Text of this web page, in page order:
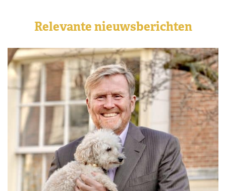
Relevante nieuwsberichten